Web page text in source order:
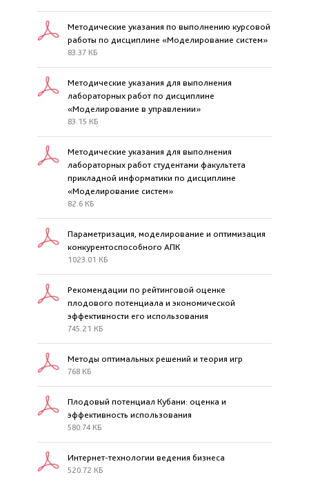
Методические указания по выполнению курсовой
работы по дисциплине «Моделирование систем»
83.37 КБ
Методические указания для выполнения
лабораторных работ по дисциплине
«Моделирование в управлении»
83.15 КБ
Методические указания для выполнения
лабораторных работ студентами факультета
прикладной информатики по дисциплине
«Моделирование систем»
82.6 КБ
Параметризация, моделирование и оптимизация
конкурентоспособного АПК
1023.01 КБ
Рекомендации по рейтинговой оценке
плодового потенциала и экономической
эффективности его использования
745.21 КБ
Методы оптимальных решений и теория игр
768 КБ
Плодовый потенциал Кубани: оценка и
эффективность использования
580.74 КБ
Интернет-технологии ведения бизнеса
520.72 КБ